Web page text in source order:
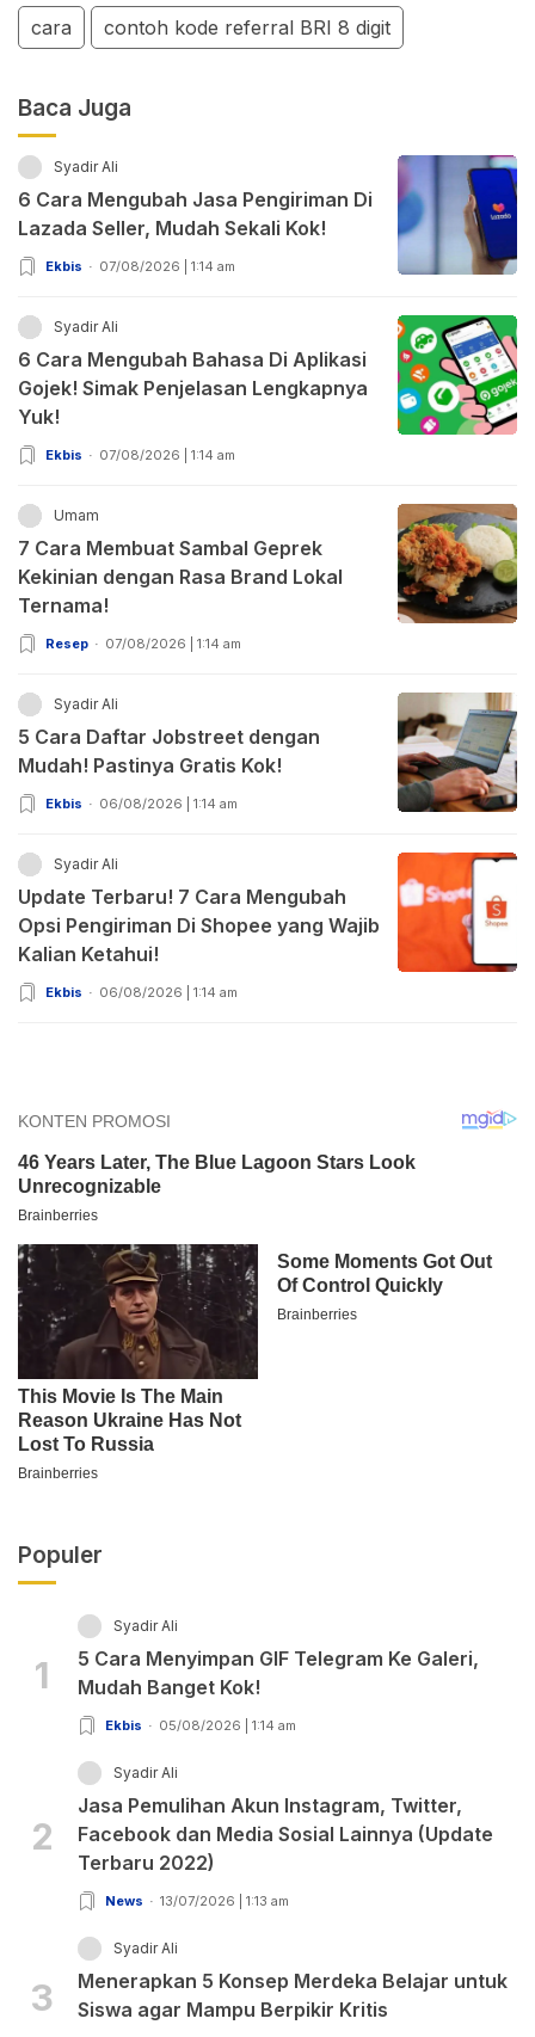
cara contoh kode referral BRI 8 digit
Baca Juga
Syadir Ali
6 Cara Mengubah Jasa Pengiriman Di
Lazada Seller, Mudah Sekali Kok!
Ekbis 07/08/2026 | 1:14 am
Syadir Ali
6 Cara Mengubah Bahasa Di Aplikasi
Gojek! Simak Penjelasan Lengkapnya
Yuk!
Ekbis 07/08/2026 | 1:14 am
Umam
7 Cara Membuat Sambal Geprek
Kekinian dengan Rasa Brand Lokal
Ternama!
Resep 07/08/2026 | 1:14 am
Syadir Ali
5 Cara Daftar Jobstreet dengan
Mudah! Pastinya Gratis Kok!
Ekbis 06/08/2026 | 1:14 am
Syadir Ali
Update Terbaru! 7 Cara Mengubah
Opsi Pengiriman Di Shopee yang Wajib
Kalian Ketahui!
Ekbis 06/08/2026 | 1:14 am
Populer
1
Syadir Ali
5 Cara Menyimpan GIF Telegram Ke Galeri,
Mudah Banget Kok!
Ekbis 05/08/2026 | 1:14 am
2
Syadir Ali
Jasa Pemulihan Akun Instagram, Twitter,
Facebook dan Media Sosial Lainnya (Update
Terbaru 2022)
News 13/07/2026 | 1:13 am
3
Syadir Ali
Menerapkan 5 Konsep Merdeka Belajar untuk
Siswa agar Mampu Berpikir Kritis